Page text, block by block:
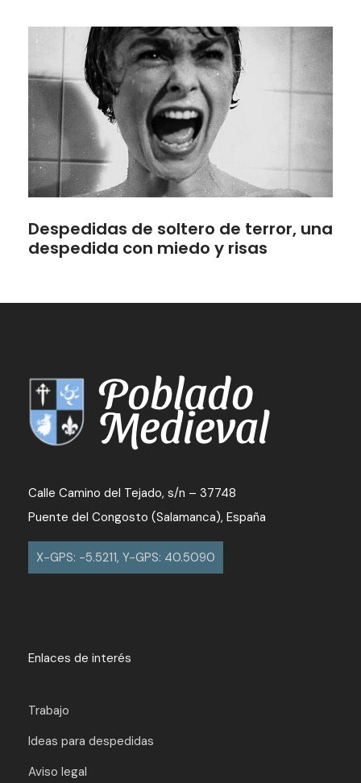
Despedidas de soltero de terror, una
despedida con miedo y risas
Calle Camino del Tejado, s/n – 37748
Puente del Congosto (Salamanca), España
X-GPS: -5.5211, Y-GPS: 40.5090
Enlaces de interés
Trabajo
Ideas para despedidas
Aviso legal